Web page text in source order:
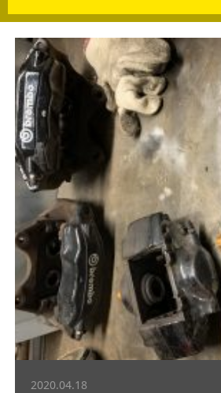
2020.04.18